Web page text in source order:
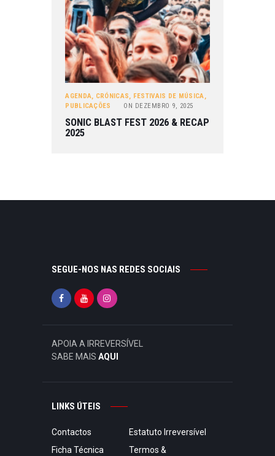
AGENDA, CRÓNICAS, FESTIVAIS DE MÚSICA,
PUBLICAÇÕES
ON DEZEMBRO 9, 2025
SONIC BLAST FEST 2026 & RECAP
2025
SEGUE-NOS NAS REDES SOCIAIS
APOIA A IRREVERSÍVEL
SABE MAIS AQUI
LINKS ÚTEIS
Contactos
Estatuto Irreversível
Ficha Técnica
Termos &